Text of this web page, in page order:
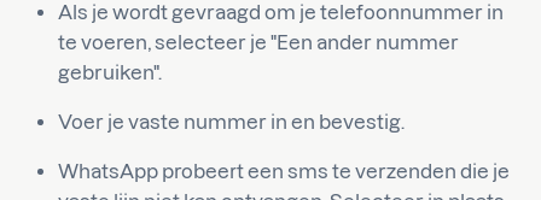
Als je wordt gevraagd om je telefoonnummer in
te voeren, selecteer je "Een ander nummer
gebruiken".
Voer je vaste nummer in en bevestig.
WhatsApp probeert een sms te verzenden die je